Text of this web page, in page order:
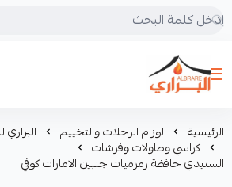
البراري للرحلات
الرئيسية لوزام الرحلات والتخييم
كراسي وطاولات وفرشات
السنيدي حافظة زمزميات جنبين الامارات كوفي